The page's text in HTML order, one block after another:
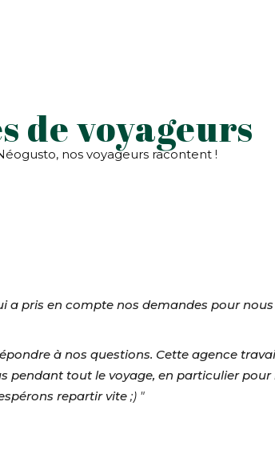
de voyageurs
nos voyageurs racontent !
a pris en compte nos demandes pour
à nos questions. Cette agence
tout le voyage, en particulier pour
repartir vite ;) "